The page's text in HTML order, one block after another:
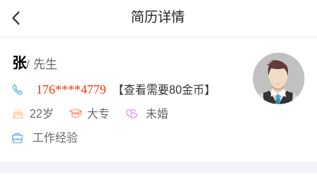
简历详情
张/ 先生
176****4779 【查看需要80金币】
22岁 大专 未婚
工作经验